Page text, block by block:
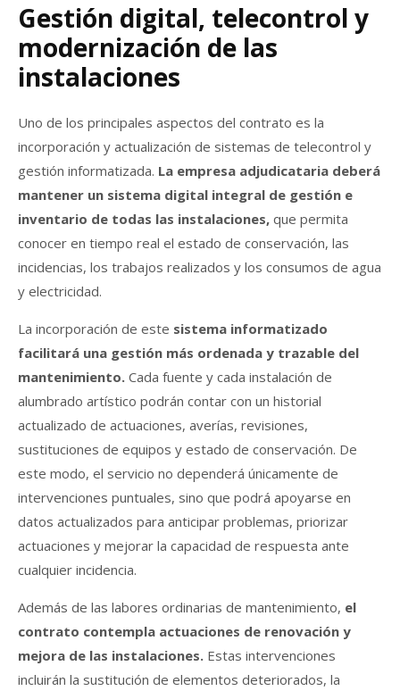
Gestión digital, telecontrol y
modernización de las
instalaciones
Uno de los principales aspectos del contrato es la
incorporación y actualización de sistemas de telecontrol y
gestión informatizada. La empresa adjudicataria deberá
mantener un sistema digital integral de gestión e
inventario de todas las instalaciones, que permita
conocer en tiempo real el estado de conservación, las
incidencias, los trabajos realizados y los consumos de agua
y electricidad.
La incorporación de este sistema informatizado
facilitará una gestión más ordenada y trazable del
mantenimiento. Cada fuente y cada instalación de
alumbrado artístico podrán contar con un historial
actualizado de actuaciones, averías, revisiones,
sustituciones de equipos y estado de conservación. De
este modo, el servicio no dependerá únicamente de
intervenciones puntuales, sino que podrá apoyarse en
datos actualizados para anticipar problemas, priorizar
actuaciones y mejorar la capacidad de respuesta ante
cualquier incidencia.
Además de las labores ordinarias de mantenimiento, el
contrato contempla actuaciones de renovación y
mejora de las instalaciones. Estas intervenciones
incluirán la sustitución de elementos deteriorados, la